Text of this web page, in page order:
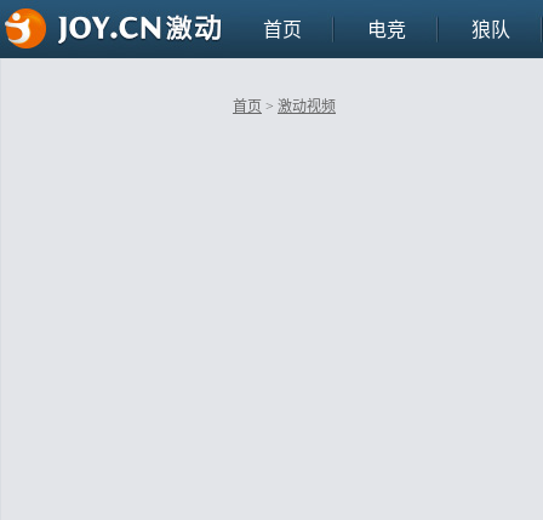
首页 电竞 狼队
首页 > 激动视频